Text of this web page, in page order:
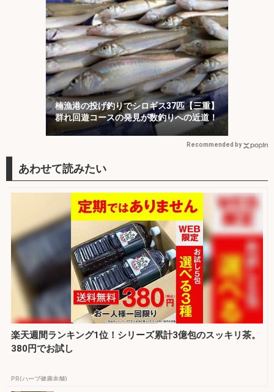
楠漁港の投げ釣りでシロギス37匹【三重】
群れ回遊コースの発見が数釣りへの近道！
Recommended by
楽天週間ランキング1位！シリーズ累計3億包のスッキリ茶。
380円でお試し
PR(ハーブ健康本舗)